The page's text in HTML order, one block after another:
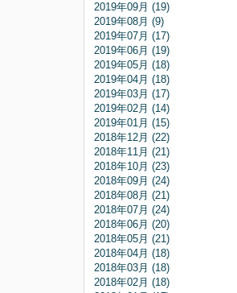
2019年09月 (19)
2019年08月 (9)
2019年07月 (17)
2019年06月 (19)
2019年05月 (18)
2019年04月 (18)
2019年03月 (17)
2019年02月 (14)
2019年01月 (15)
2018年12月 (22)
2018年11月 (21)
2018年10月 (23)
2018年09月 (24)
2018年08月 (21)
2018年07月 (24)
2018年06月 (20)
2018年05月 (21)
2018年04月 (18)
2018年03月 (18)
2018年02月 (18)